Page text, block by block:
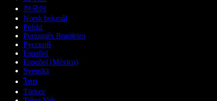
한국어
Norsk bokmål
Polski
Português Brasileiro
Русский
Español
Español (México)
Svenska
ไทย
Türkçe